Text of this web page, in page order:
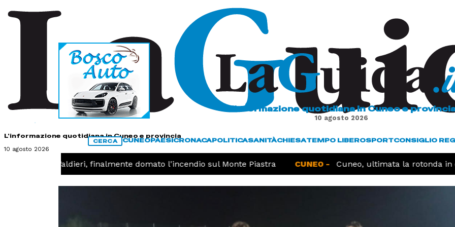
L'informazione quotidiana in Cuneo e provincia
10 agosto 2026
L'informazione quotidiana in Cuneo e
10 agosto 2026
CERCA CUNEOPAESICRONACAPOLITICASANITÀCHIESATEMPO LIBEROSPORTCONSIGLIO
Valdieri, finalmente domato l'incendio sul Monte Piastra CUNEO - Cuneo, ultimata la rotonda in